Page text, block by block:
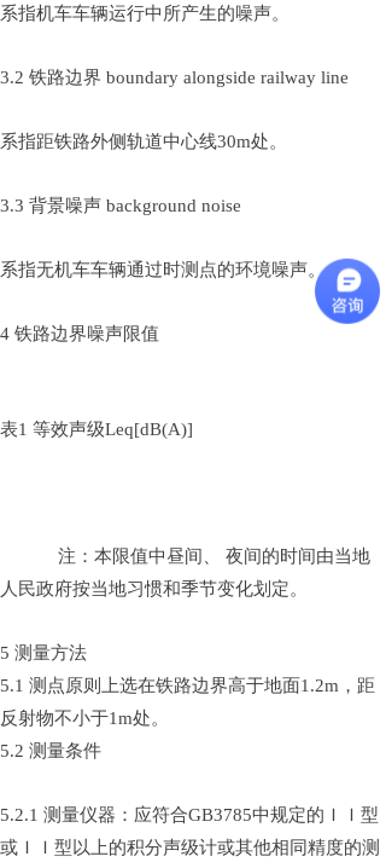
系指机车车辆运行中所产生的噪声。
3.2 铁路边界 boundary alongside railway line
系指距铁路外侧轨道中心线30m处。
3.3 背景噪声 background noise
系指无机车车辆通过时测点的环境噪声。
4 铁路边界噪声限值
表1 等效声级Leq[dB(A)]
注：本限值中昼间、 夜间的时间由当地
人民政府按当地习惯和季节变化划定。
5 测量方法
5.1 测点原则上选在铁路边界高于地面1.2m，距
反射物不小于1m处。
5.2 测量条件
5.2.1 测量仪器：应符合GB3785中规定的ＩＩ型
或ＩＩ型以上的积分声级计或其他相同精度的测